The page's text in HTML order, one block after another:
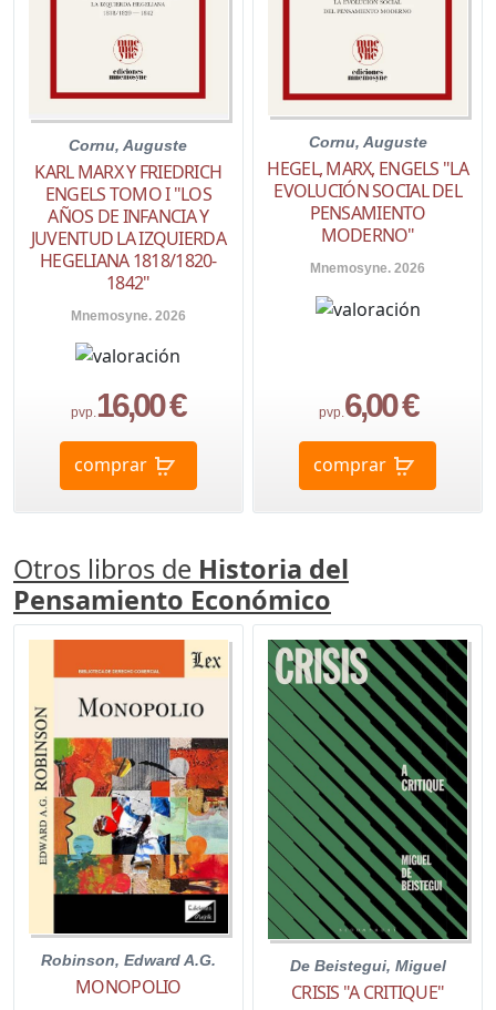
Cornu, Auguste
KARL MARX Y FRIEDRICH
ENGELS TOMO I "LOS
AÑOS DE INFANCIA Y
JUVENTUD LA IZQUIERDA
HEGELIANA 1818/1820-
1842"
Mnemosyne. 2026
pvp.16,00 €
comprar
Cornu, Auguste
HEGEL, MARX, ENGELS "LA
EVOLUCIÓN SOCIAL DEL
PENSAMIENTO
MODERNO"
Mnemosyne. 2026
pvp.6,00 €
comprar
Otros libros de Historia del
Pensamiento Económico
Robinson, Edward A.G.
MONOPOLIO
De Beistegui, Miguel
CRISIS "A CRITIQUE"